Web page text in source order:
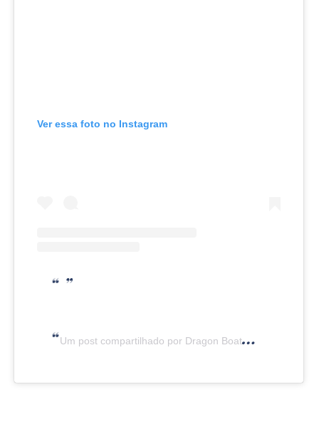
Ver essa foto no Instagram
Um post compartilhado por Dragon Boat Brasil (@dragonboatbrasil)